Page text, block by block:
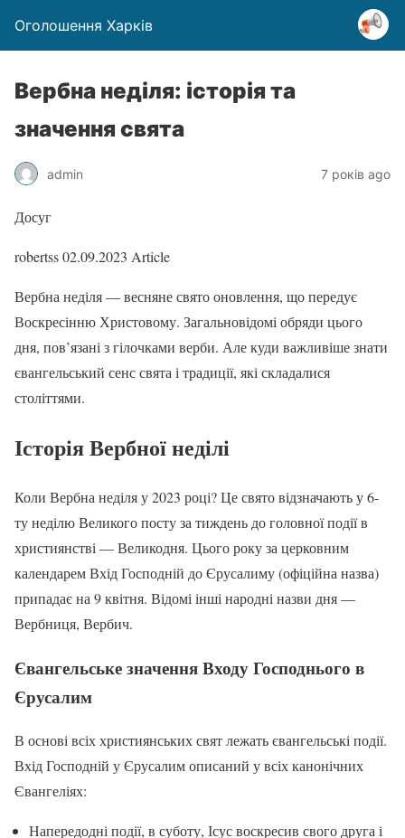
Оголошення Харків
Вербна неділя: історія та
значення свята
admin 7 років ago
Досуг
robertss02.09.2023 Article
Вербна неділя — весняне свято оновлення, що передує
Воскресінню Христовому. Загальновідомі обряди цього
дня, пов’язані з гілочками верби. Але куди важливіше знати
євангельський сенс свята і традиції, які складалися
століттями.
Історія Вербної неділі
Коли Вербна неділя у 2023 році? Це свято відзначають у 6-
ту неділю Великого посту за тиждень до головної події в
християнстві — Великодня. Цього року за церковним
календарем Вхід Господній до Єрусалиму (офіційна назва)
припадає на 9 квітня. Відомі інші народні назви дня —
Вербниця, Вербич.
Євангельське значення Входу Господнього в
Єрусалим
В основі всіх християнських свят лежать євангельські події.
Вхід Господній у Єрусалим описаний у всіх канонічних
Євангеліях:
Напередодні події, в суботу, Ісус воскресив свого друга і